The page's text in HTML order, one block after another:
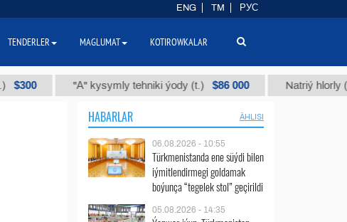
"А" kysymly tehniki ýody (t.) $86 000 Natriý hlorly (nahar
HABARLAR ÄHLISI
06.08.2026 - 10:55
Türkmenistanda ene süýdi bilen
iýmitlendirmegi goldamak
boýunça “tegelek stol” geçirildi
05.08.2026 - 14:35
ENG TM РУС
TENDERLER MAGLUMAT KOTIROWKALAR